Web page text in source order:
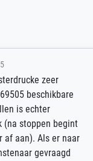
auch nicht dadurch
entgegen einer
(sollte
für die normannische
gleichzeitig
doch nach zu